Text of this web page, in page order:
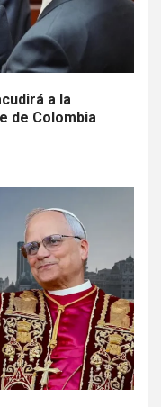
a la
de Colombia